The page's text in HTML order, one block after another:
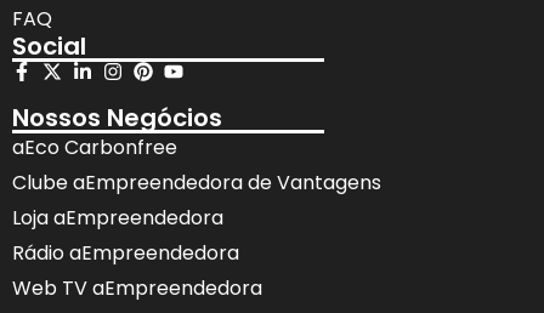
FAQ
Social
Nossos Negócios
aEco Carbonfree
Clube aEmpreendedora de Vantagens
Loja aEmpreendedora
Rádio aEmpreendedora
Web TV aEmpreendedora